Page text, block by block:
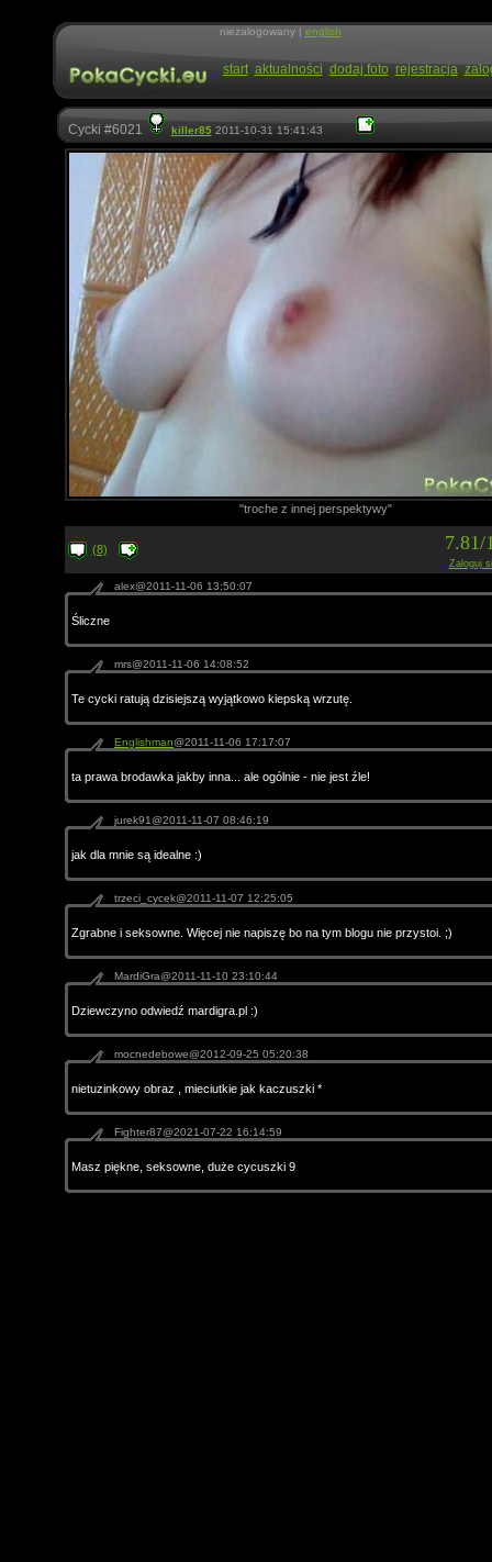
niezalogowany | english
start aktualności dodaj foto rejestracja
Cycki #6021 killer852011-10-31 15:41:43
"troche z innej perspektywy"
(8)
Zaloguj
alex@2011-11-06 13:50:07
Śliczne
mrs@2011-11-06 14:08:52
Te cycki ratują dzisiejszą wyjątkowo kiepską wrzutę.
Englishman@2011-11-06 17:17:07
ta prawa brodawka jakby inna... ale ogólnie - nie jest źle!
jurek91@2011-11-07 08:46:19
jak dla mnie są idealne :)
trzeci_cycek@2011-11-07 12:25:05
Zgrabne i seksowne. Więcej nie napiszę bo na tym blogu nie przystoi. ;)
MardiGra@2011-11-10 23:10:44
Dziewczyno odwiedź mardigra.pl :)
mocnedebowe@2012-09-25 05:20:38
nietuzinkowy obraz , mieciutkie jak kaczuszki *
Fighter87@2021-07-22 16:14:59
Masz piękne, seksowne, duże cycuszki 9